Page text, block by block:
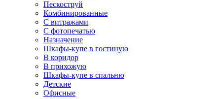
Пескоструй
Комбинированные
С витражами
С фотопечатью
Назначение
Шкафы-купе в гостиную
В коридор
В прихожую
Шкафы-купе в спальню
Детские
Офисные